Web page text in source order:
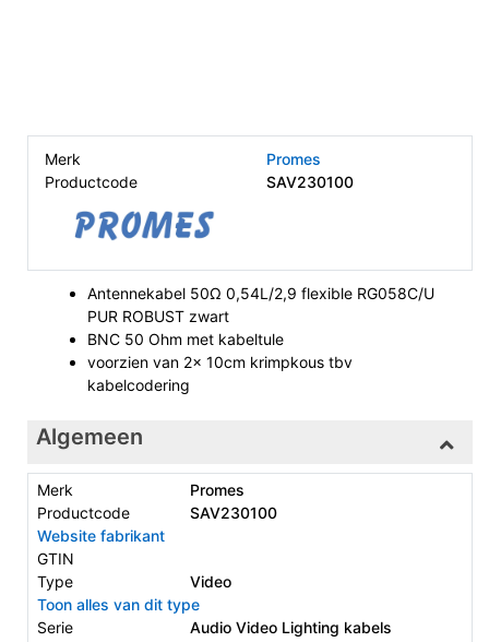
Merk
Promes
Productcode
SAV230100
Antennekabel 50Ω 0,54L/2,9 flexible RG058C/U
PUR ROBUST zwart
BNC 50 Ohm met kabeltule
voorzien van 2x 10cm krimpkous tbv
kabelcodering
Algemeen
Merk
Promes
Productcode
SAV230100
Website fabrikant
GTIN
Type
Video
Toon alles van dit type
Serie
Audio Video Lighting kabels